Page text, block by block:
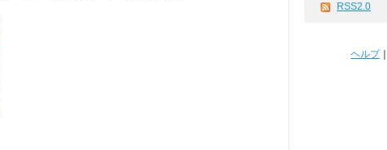
RSS2.0
ヘルプ｜